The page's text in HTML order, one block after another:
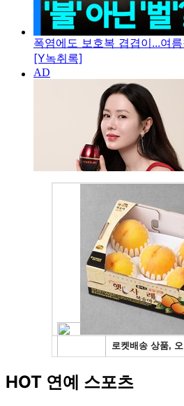
폭염에도 보호복 겹겹이...여
[Y녹취록]
HOT 연예 스포츠